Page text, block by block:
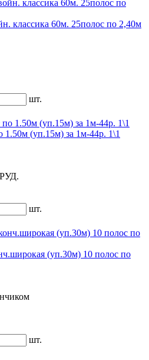
классика 60м. 25полос по 2,40м
шт.
1.50м (уп.15м) за 1м-44р. 1\1
шт.
(уп.30м) 10 полос по
шт.